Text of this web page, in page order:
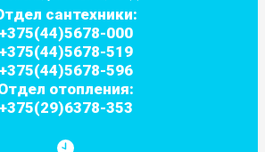
сантехники:
+375(44)5678-000
+375(44)5678-519
+375(44)5678-596
отопления:
+375(29)6378-353